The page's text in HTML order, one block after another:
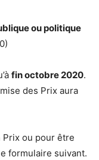
ou politique
fin octobre 2020.
des Prix aura
Prix ou pour être
formulaire suivant.